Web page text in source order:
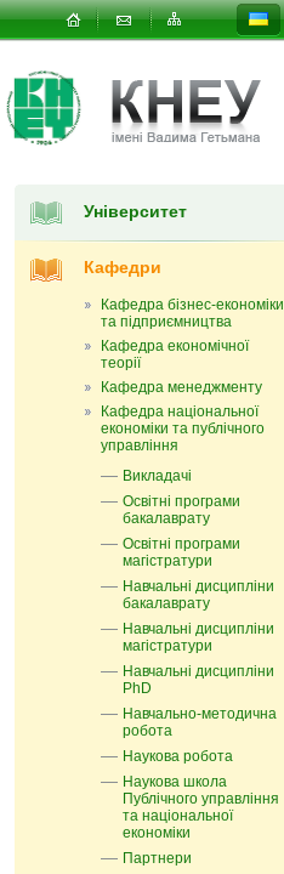
Університет
Кафедри
Кафедра бізнес-економіки
та підприємництва
Кафедра економічної
теорії
Кафедра менеджменту
Кафедра національної
економіки та публічного
управління
Викладачі
Освітні програми
бакалаврату
Освітні програми
магістратури
Навчальні дисципліни
бакалаврату
Навчальні дисципліни
магістратури
Навчальні дисципліни
PhD
Навчально-методична
робота
Наукова робота
Наукова школа
Публічного управління
та національної
економіки
Партнери